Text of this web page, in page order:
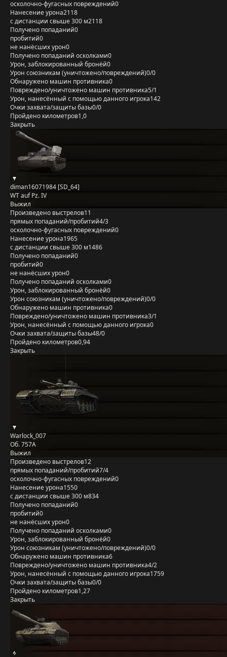
осколочно-фугасных повреждений0
Нанесение урона2118
с дистанции свыше 300 м2118
Получено попаданий0
пробитий0
не нанёсших урон0
Получено попаданий осколками0
Урон, заблокированный бронёй0
Урон союзникам (уничтожено/повреждений)0/0
Обнаружено машин противника0
Повреждено/уничтожено машин противника5/1
Урон, нанесённый с помощью данного игрока142
Очки захвата/защиты базы0/0
Пройдено километров1,0
Закрыть
diman16071984 [SD_64]
WT auf Pz. IV
Выжил
Произведено выстрелов11
прямых попаданий/пробитий4/3
осколочно-фугасных повреждений0
Нанесение урона1965
с дистанции свыше 300 м1486
Получено попаданий0
пробитий0
не нанёсших урон0
Получено попаданий осколками0
Урон, заблокированный бронёй0
Урон союзникам (уничтожено/повреждений)0/0
Обнаружено машин противника0
Повреждено/уничтожено машин противника3/1
Урон, нанесённый с помощью данного игрока0
Очки захвата/защиты базы48/0
Пройдено километров0,94
Закрыть
Warlock_007
Об. 757А
Выжил
Произведено выстрелов12
прямых попаданий/пробитий7/4
осколочно-фугасных повреждений0
Нанесение урона1550
с дистанции свыше 300 м834
Получено попаданий0
пробитий0
не нанёсших урон0
Получено попаданий осколками0
Урон, заблокированный бронёй0
Урон союзникам (уничтожено/повреждений)0/0
Обнаружено машин противника6
Повреждено/уничтожено машин противника4/2
Урон, нанесённый с помощью данного игрока1759
Очки захвата/защиты базы0/0
Пройдено километров1,27
Закрыть